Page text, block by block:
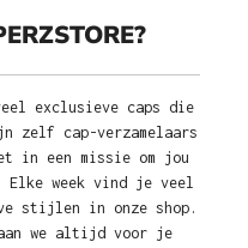
exclusieve caps die
cap-verzamelaars
in een missie om jou
Elke week vind je veel
stijlen in onze shop.
we altijd voor je